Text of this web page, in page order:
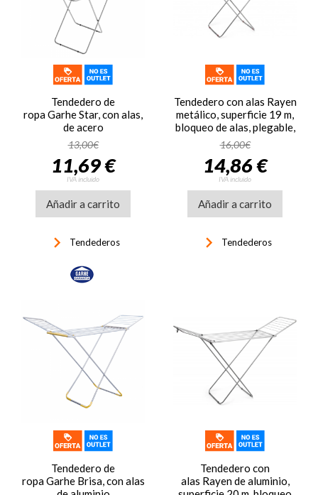
Tendedero de
ropa Garhe Star, con alas,
de acero
13,00€
11,69 €
IVA incluido
Añadir a carrito
keyboard_arrow_right Tendederos
Tendedero con alas Rayen
metálico, superficie 19 m,
bloqueo de alas, plegable,
antideslizante, interior y
exterior, 182 x 55 x 102
cm, ref. 0333, color acero
16,00€
14,86 €
IVA incluido
Añadir a carrito
keyboard_arrow_right Tendederos
Tendedero de
ropa Garhe Brisa, con alas
Tendedero con
alas Rayen de aluminio,